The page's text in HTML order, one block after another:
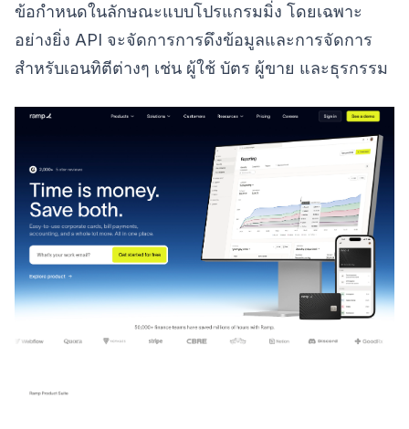
ข้อกำหนดในลักษณะแบบโปรแกรมมิ่ง โดยเฉพาะ
อย่างยิ่ง API จะจัดการการดึงข้อมูลและการจัดการ
สำหรับเอนทิตีต่างๆ เช่น ผู้ใช้ บัตร ผู้ขาย และธุรกรรม